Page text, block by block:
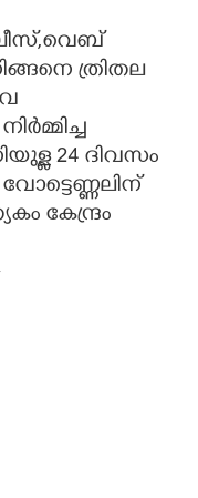
ത്രിതല
24 ദിവസം
കേന്ദ്രം